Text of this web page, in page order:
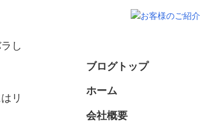
し
リ
ブログトップ
ホーム
会社概要